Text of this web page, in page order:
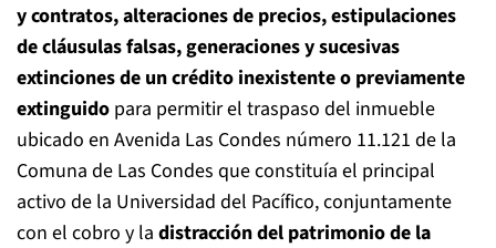
y contratos, alteraciones de precios, estipulaciones
de cláusulas falsas, generaciones y sucesivas
extinciones de un crédito inexistente o previamente
extinguido para permitir el traspaso del inmueble
ubicado en Avenida Las Condes número 11.121 de la
Comuna de Las Condes que constituía el principal
activo de la Universidad del Pacífico, conjuntamente
con el cobro y la distracción del patrimonio de la